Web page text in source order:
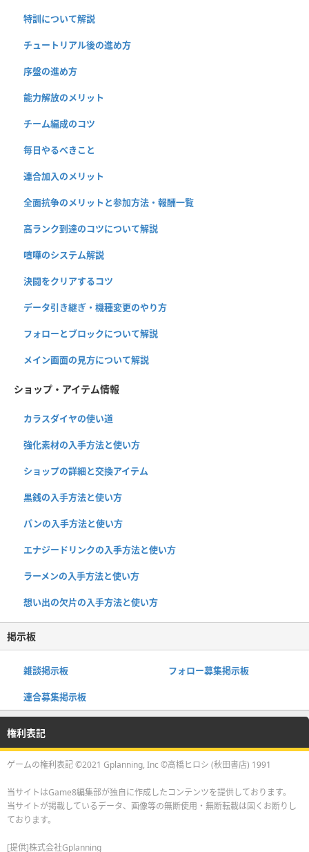
特訓について解説
チュートリアル後の進め方
序盤の進め方
能力解放のメリット
チーム編成のコツ
毎日やるべきこと
連合加入のメリット
全面抗争のメリットと参加方法・報酬一覧
高ランク到達のコツについて解説
喧嘩のシステム解説
決闘をクリアするコツ
データ引き継ぎ・機種変更のやり方
フォローとブロックについて解説
メイン画面の見方について解説
ショップ・アイテム情報
カラスダイヤの使い道
強化素材の入手方法と使い方
ショップの詳細と交換アイテム
黒銭の入手方法と使い方
パンの入手方法と使い方
エナジードリンクの入手方法と使い方
ラーメンの入手方法と使い方
想い出の欠片の入手方法と使い方
掲示板
雑談掲示板 フォロー募集掲示板
連合募集掲示板
権利表記
ゲームの権利表記 ©2021 Gplanning, Inc ©高橋ヒロシ (秋田書店) 1991
当サイトはGame8編集部が独自に作成したコンテンツを提供しております。
当サイトが掲載しているデータ、画像等の無断使用・無断転載は固くお断りし
ております。
[提供]株式会社Gplanning